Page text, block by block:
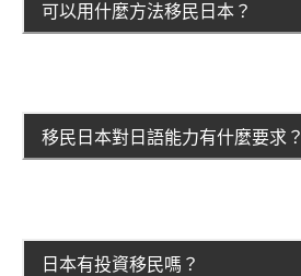
可以用什麼方法移民日本？
移民日本對日語能力有什麼要求？
日本有投資移民嗎？